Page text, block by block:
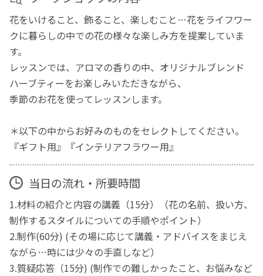
花をいけること、飾ること、楽しむこと…花をライフワー
クに暮らしの中での花の様々な楽しみ方を提案していま
す。
レッスンでは、アロマの香りの中、オリジナルブレンド
ハーブティーをお楽しみいただきながら、
季節のお花を使ってレッスンします。
＊以下の中からお好みのものをセレクトしてください。
『ギフト用』『インテリアフラワー用』
当日の流れ・所要時間
1.材料の紹介と内容の講義（15分）（花の名前、扱い方、
制作するスタイルについての手順やポイント）
2.制作(60分) (その場に応じて講義・アドバイスをまじえ
ながら…時には少々の手直しなど）
3.質疑応答（15分) (制作での難しかったこと、お悩みなど